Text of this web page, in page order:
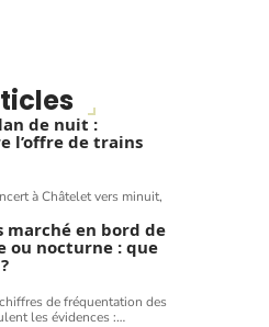
de nuit :
l’offre de trains
à Châtelet vers minuit,
marché en bord de
ou nocturne : que
de fréquentation des
les évidences :…